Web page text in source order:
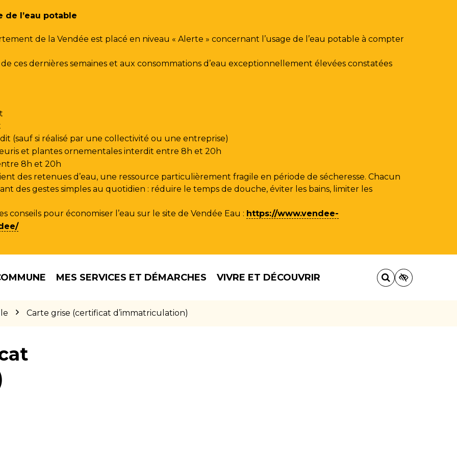
de l’eau potable
de la Vendée est placé en niveau « Alerte » concernant l’usage de l’eau potable à compter
ces dernières semaines et aux consommations d’eau exceptionnellement élevées constatées
(sauf si réalisé par une collectivité ou une entreprise)
et plantes ornementales interdit entre 8h et 20h
8h et 20h
des retenues d’eau, une ressource particulièrement fragile en période de sécheresse. Chacun
des gestes simples au quotidien : réduire le temps de douche, éviter les bains, limiter les
conseils pour économiser l’eau sur le site de Vendée Eau : https://www.vendee-
MES SERVICES ET DÉMARCHES VIVRE ET DÉCOUVRIR
Carte grise (certificat d’immatriculation)